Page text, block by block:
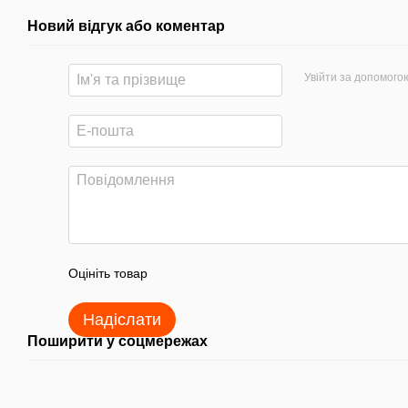
Новий відгук або коментар
Увійти за
Оцініть товар
Надіслати
Поширити у соцмережах